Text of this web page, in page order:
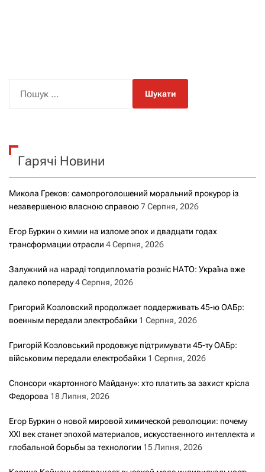
к
Гарячі Новини
Микола Греков: самопроголошений моральний прокурор із
незавершеною власною справою7 Серпня, 2026
Егор Буркин о химии на изломе эпох и двадцати годах
трансформации отрасли 4 Серпня, 2026
Залужний на нараді топдипломатів розніс НАТО: Україна вже
далеко попереду4 Серпня, 2026
Григорий Козловский продолжает поддерживать 45-ю ОАБр:
военным передали электробайки 1 Серпня, 2026
Григорій Козловський продовжує підтримувати 45-ту ОАБр:
військовим передали електробайки 1 Серпня, 2026
Спонсори «картонного Майдану»: хто платить за захист крісла
Федорова 18 Липня, 2026
Егор Буркин о новой мировой химической революции: почему
XXI век станет эпохой материалов, искусственного интеллекта и
глобальной борьбы за технологии 15 Липня, 2026